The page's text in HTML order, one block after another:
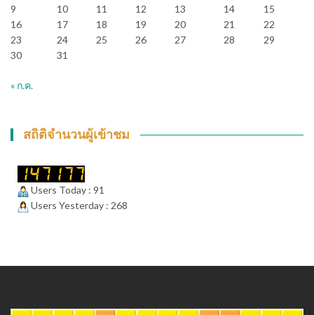
9
10 11 12 13 14
15
16
17 18 19 20 21
22
23
24 25 26 27 28
29
30
31
« ก.ค.
สถิติจำนวนผู้เข้าชม
Users Today : 91
Users Yesterday : 268